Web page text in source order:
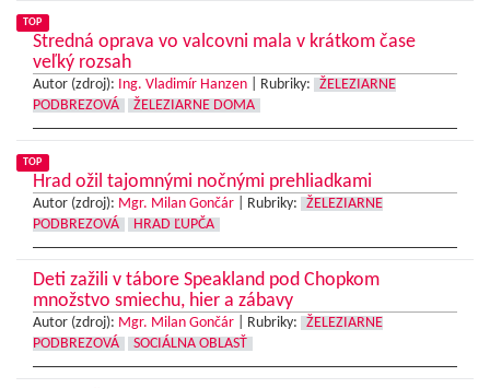
TOP
Stredná oprava vo valcovni mala v krátkom čase
veľký rozsah
Autor (zdroj): Ing. Vladimír Hanzen Rubriky:
ŽELEZIARNE
PODBREZOVÁ
ŽELEZIARNE DOMA
TOP
Hrad ožil tajomnými nočnými prehliadkami
Autor (zdroj): Mgr. Milan Gončár Rubriky:
ŽELEZIARNE
PODBREZOVÁ
HRAD ĽUPČA
Deti zažili v tábore Speakland pod Chopkom
množstvo smiechu, hier a zábavy
Autor (zdroj): Mgr. Milan Gončár Rubriky:
ŽELEZIARNE
PODBREZOVÁ
SOCIÁLNA OBLASŤ